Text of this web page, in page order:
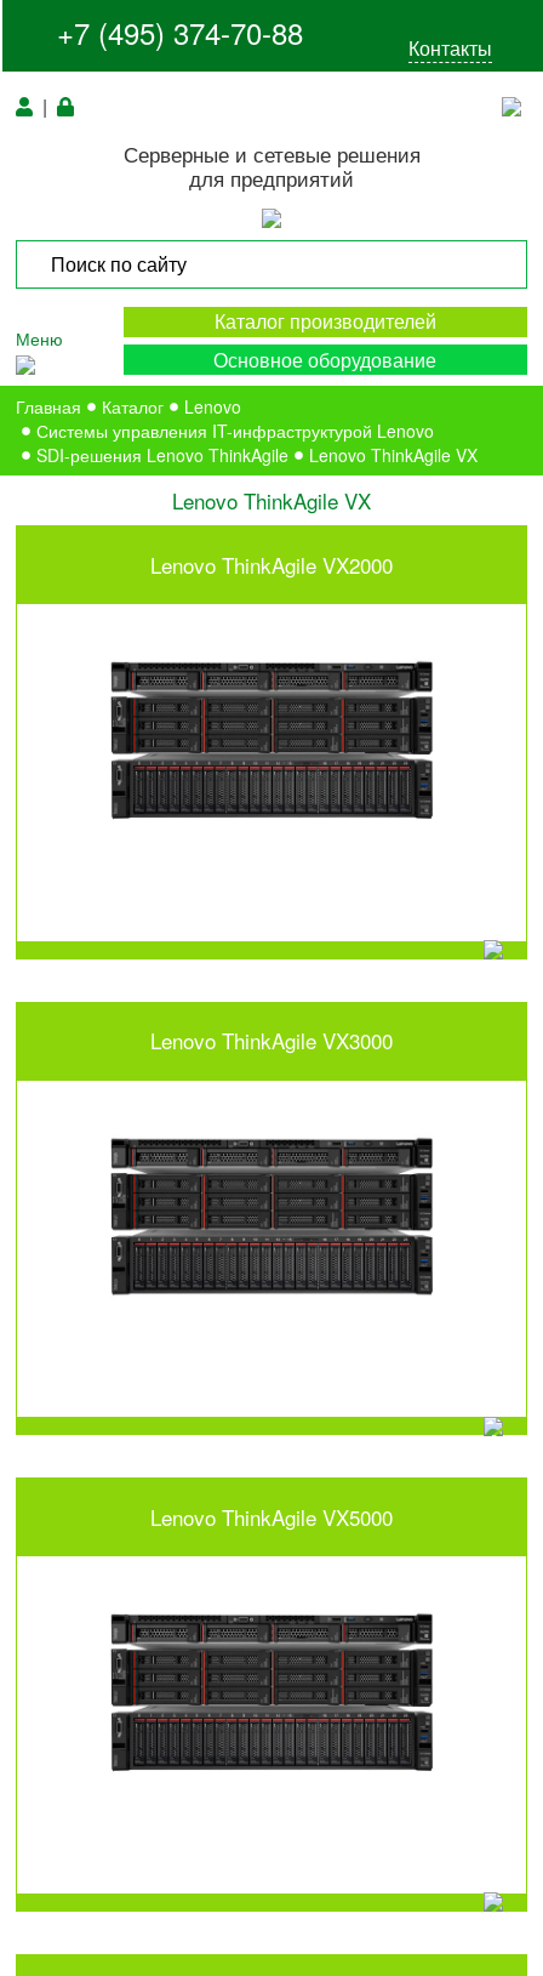
+7 (495) 374-70-88 Контакты
|
Серверные и сетевые решения
для предприятий
Меню
Каталог производителей
Основное оборудование
Главная Каталог
Lenovo
Системы управления IT-инфраструктурой Lenovo
SDI-решения Lenovo ThinkAgile
Lenovo ThinkAgile VX
Lenovo ThinkAgile VX
Lenovo ThinkAgile VX2000
Lenovo ThinkAgile VX3000
Lenovo ThinkAgile VX5000